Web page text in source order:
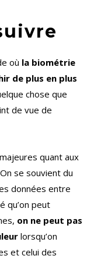
où la biométrie
de plus en plus
chose que
de vue de
quant aux
se souvient du
données entre
qu’on peut
on ne peut pas
lorsqu’on
et celui des